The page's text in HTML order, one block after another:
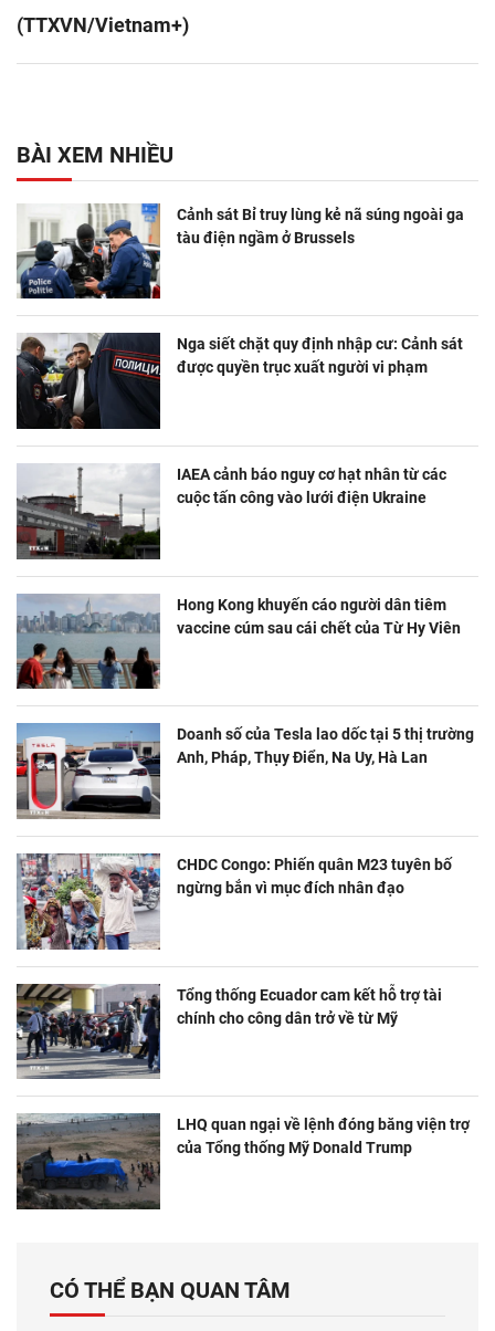
(TTXVN/Vietnam+)
BÀI XEM NHIỀU
Cảnh sát Bỉ truy lùng kẻ nã súng ngoài ga
tàu điện ngầm ở Brussels
Nga siết chặt quy định nhập cư: Cảnh sát
được quyền trục xuất người vi phạm
IAEA cảnh báo nguy cơ hạt nhân từ các
cuộc tấn công vào lưới điện Ukraine
Hong Kong khuyến cáo người dân tiêm
vaccine cúm sau cái chết của Từ Hy Viên
Doanh số của Tesla lao dốc tại 5 thị trường
Anh, Pháp, Thụy Điển, Na Uy, Hà Lan
CHDC Congo: Phiến quân M23 tuyên bố
ngừng bắn vì mục đích nhân đạo
Tổng thống Ecuador cam kết hỗ trợ tài
chính cho công dân trở về từ Mỹ
LHQ quan ngại về lệnh đóng băng viện trợ
của Tổng thống Mỹ Donald Trump
CÓ THỂ BẠN QUAN TÂM